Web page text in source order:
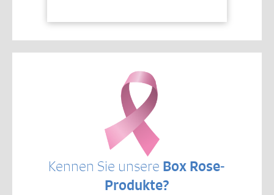
Kennen Sie unsere Box Rose-
Produkte?